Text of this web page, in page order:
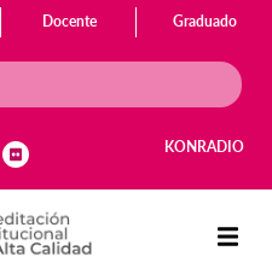
Docente Graduado
KONRADIO